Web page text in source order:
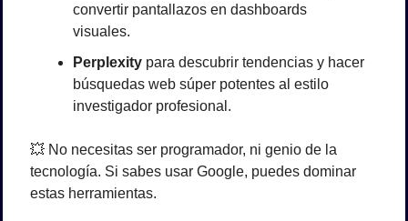
convertir pantallazos en dashboards
visuales.
Perplexity para descubrir tendencias y hacer
búsquedas web súper potentes al estilo
investigador profesional.
💥 No necesitas ser programador, ni genio de la
tecnología. Si sabes usar Google, puedes dominar
estas herramientas.